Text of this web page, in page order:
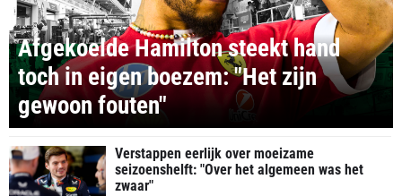
Afgekoelde Hamilton steekt hand
toch in eigen boezem: "Het zijn
gewoon fouten"
Verstappen eerlijk over moeizame
seizoenshelft: "Over het algemeen was het
zwaar"